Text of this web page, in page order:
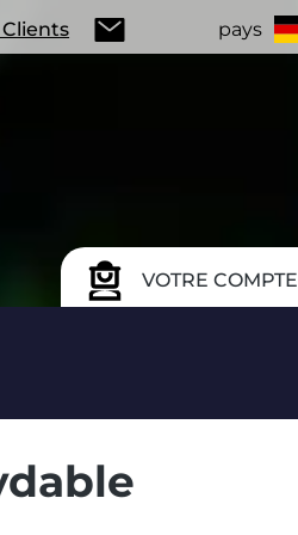
pays
VOTRE COMPTE